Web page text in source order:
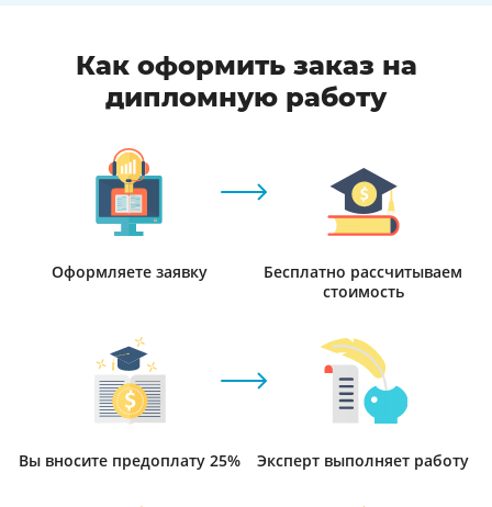
Как оформить заказ на
дипломную работу
Оформляете заявку
Бесплатно рассчитываем
стоимость
Вы вносите предоплату 25% Эксперт выполняет работу